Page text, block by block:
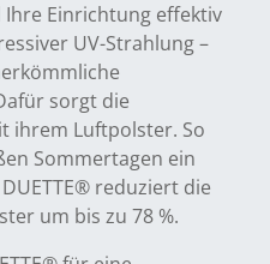
Ihre Einrichtung effektiv
UV-Strahlung –
sorgt die
ihrem Luftpolster. So
Sommertagen ein
reduziert die
um bis zu 78 %.